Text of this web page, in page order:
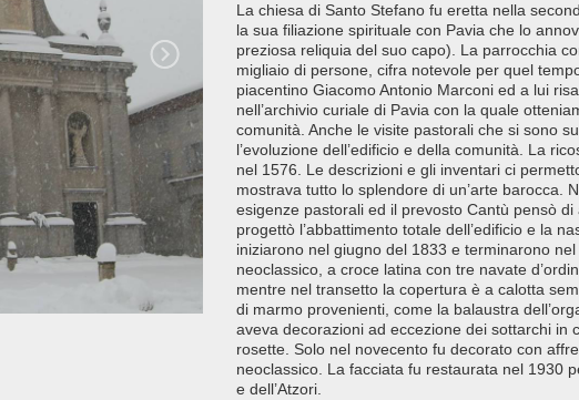
La chiesa di Santo Stefano fu eretta nella
la sua filiazione spirituale con Pavia che lo
preziosa reliquia del suo capo). La parrocchia
migliaio di persone, cifra notevole per quel
piacentino Giacomo Antonio Marconi ed a lui
nell’archivio curiale di Pavia con la quale
comunità. Anche le visite pastorali che si sono
l’evoluzione dell’edificio e della comunità. La
nel 1576. Le descrizioni e gli inventari ci
mostrava tutto lo splendore di un’arte barocca.
esigenze pastorali ed il prevosto Cantù pensò
progettò l’abbattimento totale dell’edificio e la
iniziarono nel giugno del 1833 e terminarono
neoclassico, a croce latina con tre navate
mentre nel transetto la copertura è a calotta
di marmo provenienti, come la balaustra
aveva decorazioni ad eccezione dei sottarchi in
rosette. Solo nel novecento fu decorato con
neoclassico. La facciata fu restaurata nel 1930
e dell’Atzori.